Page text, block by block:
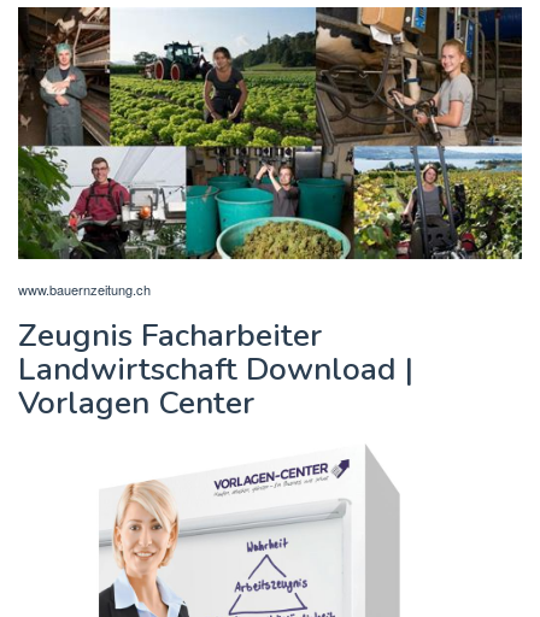
www.bauernzeitung.ch
Zeugnis Facharbeiter
Landwirtschaft Download |
Vorlagen Center